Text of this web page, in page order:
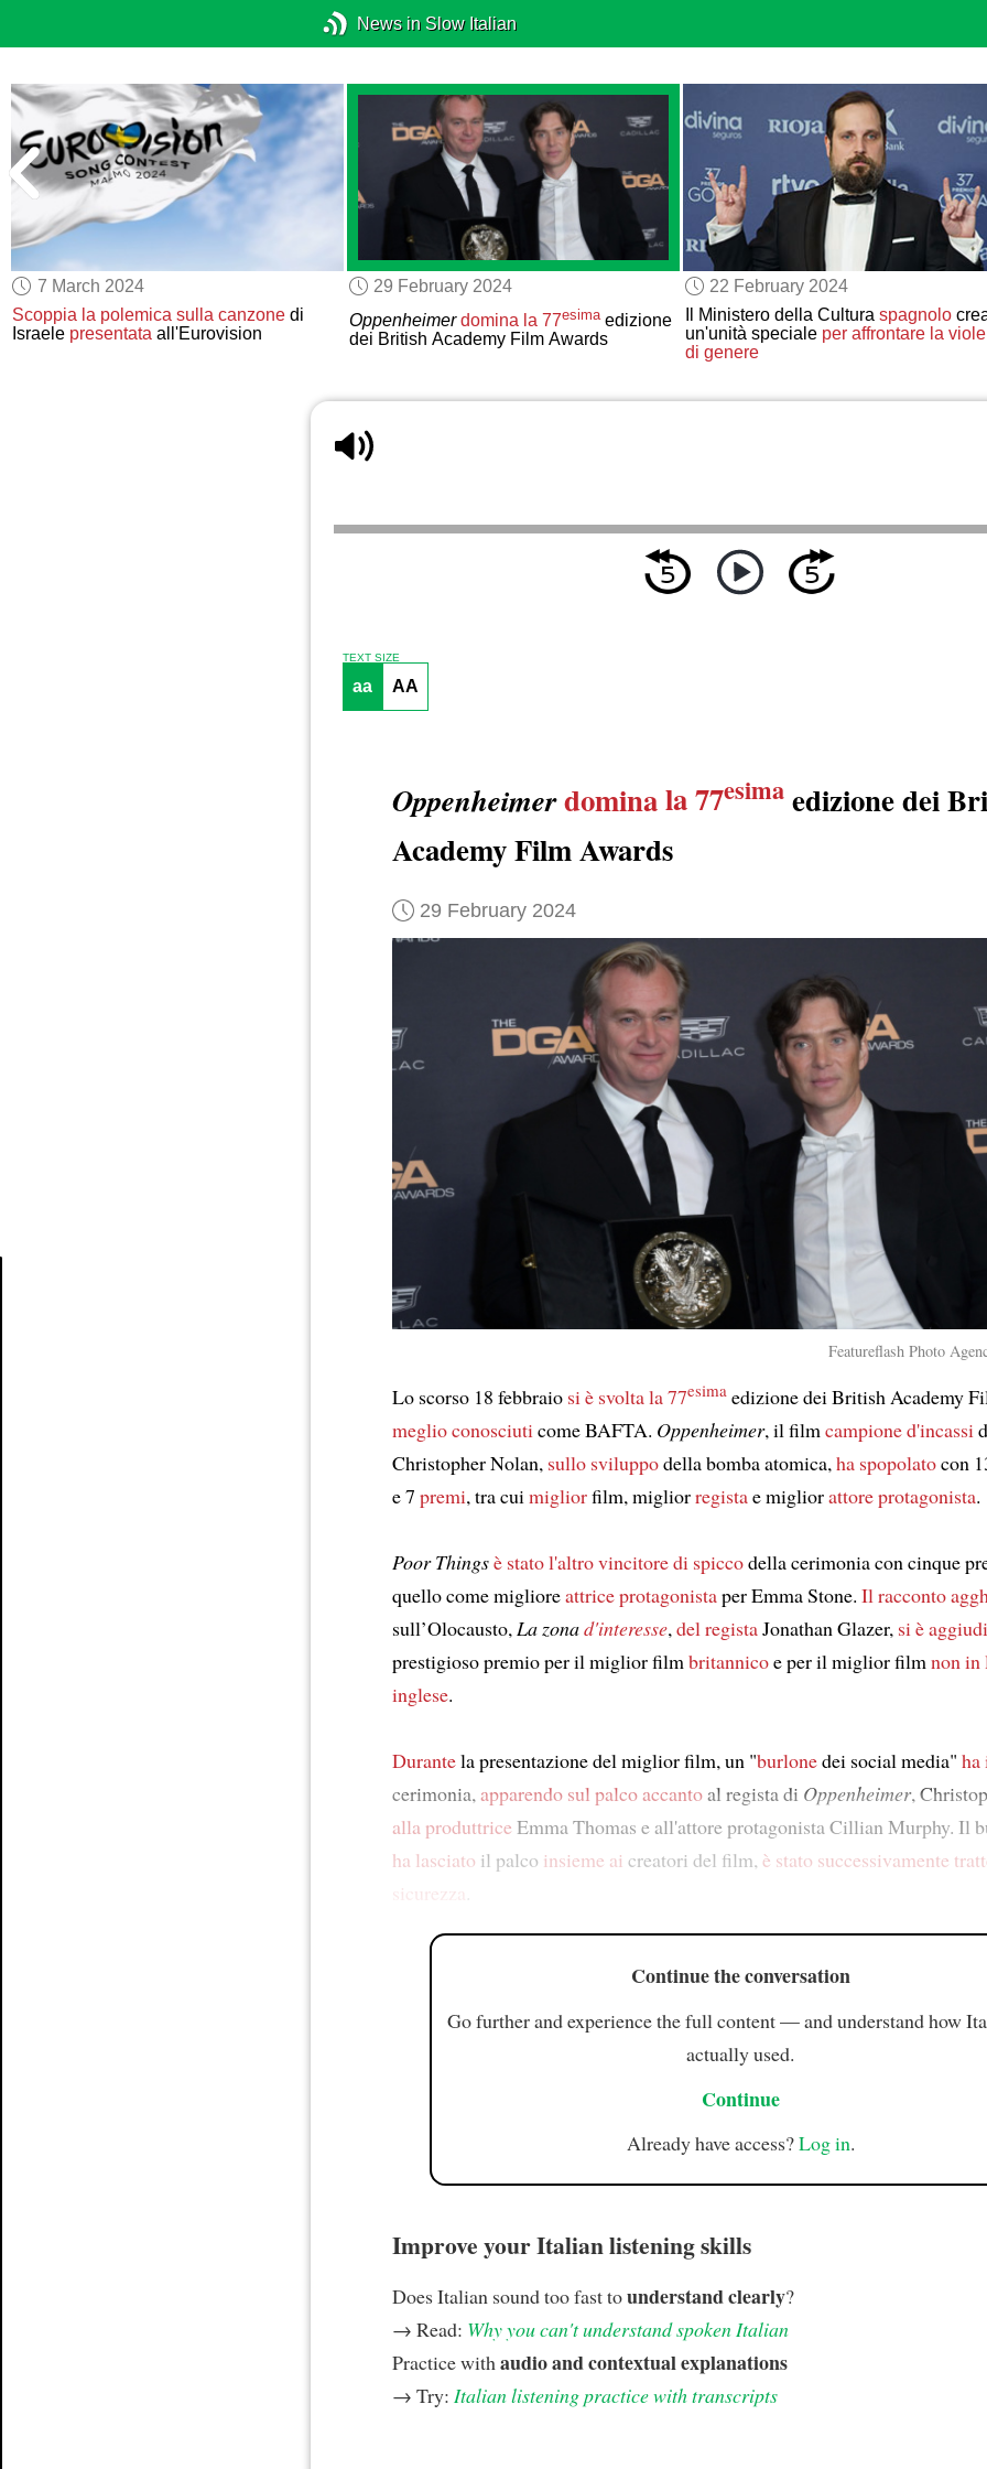
News in Slow Italian
7 March 2024
Scoppia la polemica sulla canzone di
Israele presentata all'Eurovision
29 February 2024
Oppenheimer domina la 77esimaedizione
dei British Academy Film Awards
22 February 2024
Il Ministero della Cultura spagnolo
un'unità speciale per affrontare la
di genere
TEXT SIZE
aa AA
Oppenheimerdominala 77esima edizione dei
Academy Film Awards
29 February 2024
Featureflash Photo
Lo scorso 18 febbraio si è svoltala 77esima edizione dei British Academy
meglio conosciuticome BAFTA. Oppenheimer, il filmcampione d'incassi
Christopher Nolan, sullo sviluppodella bomba atomica,ha spopolatocon
e 7 premi, tra cuimigliorfilm, migliorregistae migliorattore protagonista.
Poor Thingsè stato l'altrovincitore di spiccodella cerimonia con cinque
quello come miglioreattrice protagonistaper Emma Stone. Il racconto
sull’Olocausto,La zonad'interesse,del registaJonathan Glazer, si è
prestigioso premio per il miglior filmbritannicoe per il miglior filmnon in
inglese.
Durantela presentazione del miglior film, un "burlonedei social media" ha
cerimonia,apparendo sul palcoaccantoal regista di Oppenheimer,
alla produttriceEmma Thomas e all'attore protagonista Cillian Murphy. Il
ha lasciato il palco insieme ai creatori del film, è stato successivamente
sicurezza
Continue the conversation
Go further and experience the full content — and understand how
actually used.
Continue
Already have access?Log in.
Improve your Italian listening skills
Does Italian sound too fast tounderstand clearly?
→ Read: Why you can't understand spoken Italian
Practice with audio and contextual explanations
→ Try: Italian listening practice with transcripts